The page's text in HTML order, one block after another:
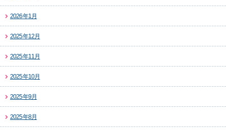
2026年1月
2025年12月
2025年11月
2025年10月
2025年9月
2025年8月